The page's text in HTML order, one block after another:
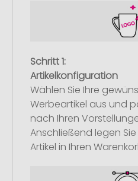
Schritt 1:
Artikelkonfiguration
Wählen Sie Ihre
Werbeartikel aus und
nach Ihren
Anschließend legen
Artikel in Ihren